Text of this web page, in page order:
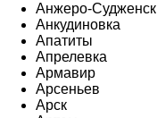
Анжеро-Судженск
Анкудиновка
Апатиты
Апрелевка
Армавир
Арсеньев
Арск